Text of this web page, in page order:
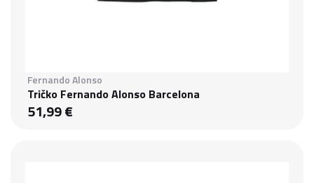
Fernando Alonso
Tričko Fernando Alonso Barcelona
51,99 €